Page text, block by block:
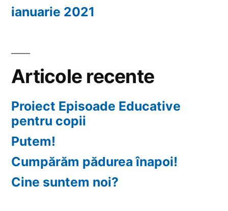
ianuarie 2021
Articole recente
Proiect Episoade Educative
pentru copii
Putem!
Cumpărăm pădurea înapoi!
Cine suntem noi?